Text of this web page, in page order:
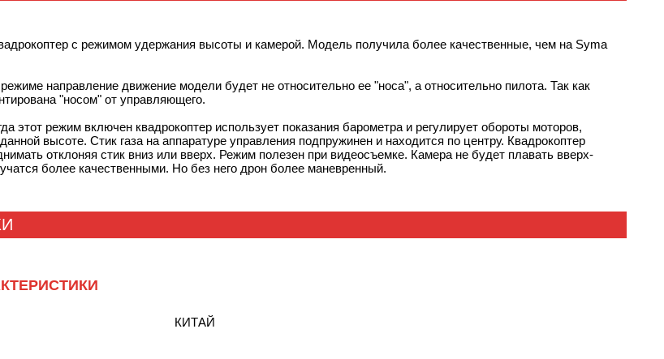
с режимом удержания высоты и камерой. Модель получила более качественные, чем на Syma
направление движение модели будет не относительно ее "носа", а относительно пилота. Так как
"носом" от управляющего.
этот режим включен квадрокоптер использует показания барометра и регулирует обороты моторов,
высоте. Стик газа на аппаратуре управления подпружинен и находится по центру. Квадрокоптер
отклоняя стик вниз или вверх. Режим полезен при видеосъемке. Камера не будет плавать вверх-
более качественными. Но без него дрон более маневренный.
КИТАЙ